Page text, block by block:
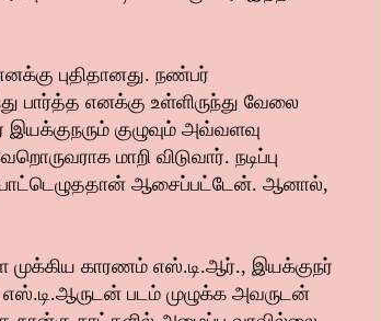
புதிதானது. நண்பர்
பார்த்த எனக்கு உள்ளிருந்து வேலை
குழுவும் அவ்வளவு
மாறி விடுவார். நடிப்பு
பாட்டெழுததான் ஆசைப்பட்டேன். ஆனால்,
காரணம் எஸ்.டி.ஆர்., இயக்குநர்
எஸ்.டி.ஆருடன் படம் முழுக்க அவருடன்